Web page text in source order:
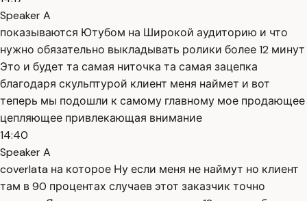
Speaker A
показываются Ютубом на Широкой аудиторию и что
нужно обязательно выкладывать ролики более 12 минут
Это и будет та самая ниточка та самая зацепка
благодаря скульптурой клиент меня наймет и вот
теперь мы подошли к самому главному мое продающее
цепляющее привлекающая внимание
14:40
Speaker A
coverlata на которое Ну если меня не наймут но клиент
там в 90 процентах случаев этот заказчик точно